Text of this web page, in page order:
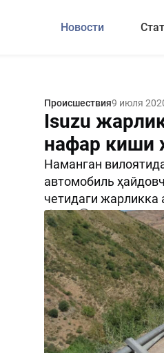
Новости
Происшествия9 июля
Isuzu
нафар киши
Наманган
автомобиль
четидаги жарликка
1451 0